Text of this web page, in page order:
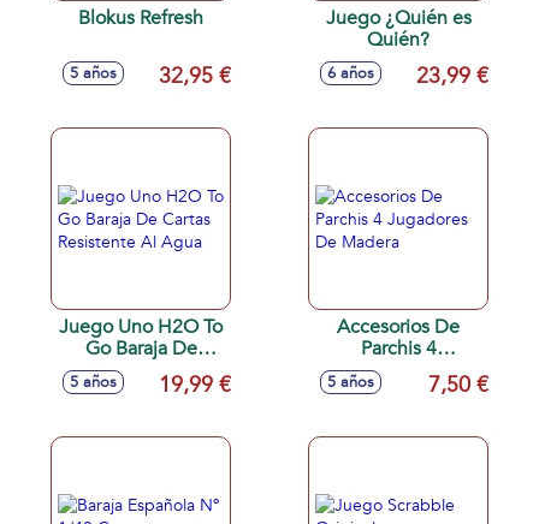
Blokus Refresh
5 años 32,95 €
Juego ¿Quién es
Quién?
6 años 23,99 €
Juego Uno H2O To
Go Baraja De
Cartas Resistente Al
Agua
5 años 19,99 €
Accesorios De
Parchis 4
Jugadores De
Madera
5 años 7,50 €